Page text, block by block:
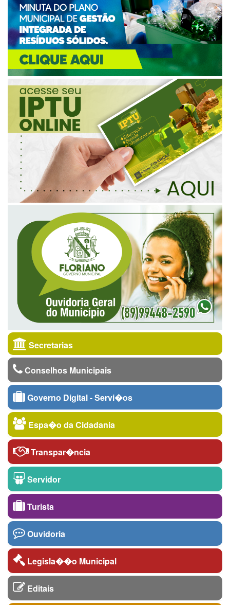
Secretarias
Conselhos Municipais
Governo Digital - Servi�os
Espa�o da Cidadania
Transpar�ncia
Servidor
Turista
Ouvidoria
Legisla��o Municipal
Editais